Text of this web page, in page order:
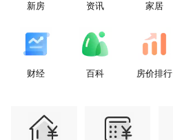
新房 资讯 家居
财经 百科 房价排行